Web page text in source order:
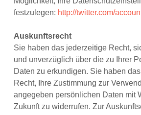
festzulegen: http://twitter.com/
Auskunftsrecht
Sie haben das jederzeitige Recht,
und unverzüglich über die zu Ihrer
Daten zu erkundigen. Sie haben
Recht, Ihre Zustimmung zur
angegeben persönlichen Daten mit
Zukunft zu widerrufen. Zur